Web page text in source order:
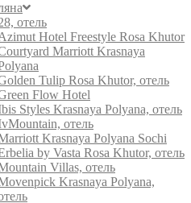
отель
Hotel Freestyle Rosa Khutor
Marriott Krasnaya
Tulip Rosa Khutor, отель
Flow Hotel
Styles Krasnaya Polyana, отель
отель
Krasnaya Polyana Sochi
by Vasta Rosa Khutor, отель
Villas, отель
Krasnaya Polyana,